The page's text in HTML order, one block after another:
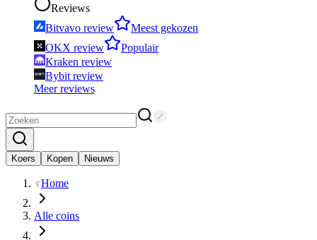
Reviews
Bitvavo review
Meest gekozen
OKX review
Populair
Kraken review
Bybit review
Meer reviews
Koers Kopen Nieuws
Home
Alle coins